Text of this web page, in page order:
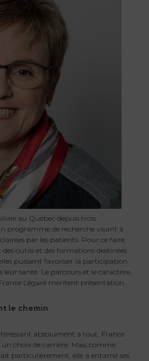
au Québec depuis trois
programme de recherche visant à
par les patients. Pour ce faire,
outils et des formations destinées
puissent favoriser la participation
santé. Le parcours et le caractère
Légaré méritent présentation.
le chemin
absolument à tout, France
choix de carrière. Mais comme
particulièrement, elle a entamé ses